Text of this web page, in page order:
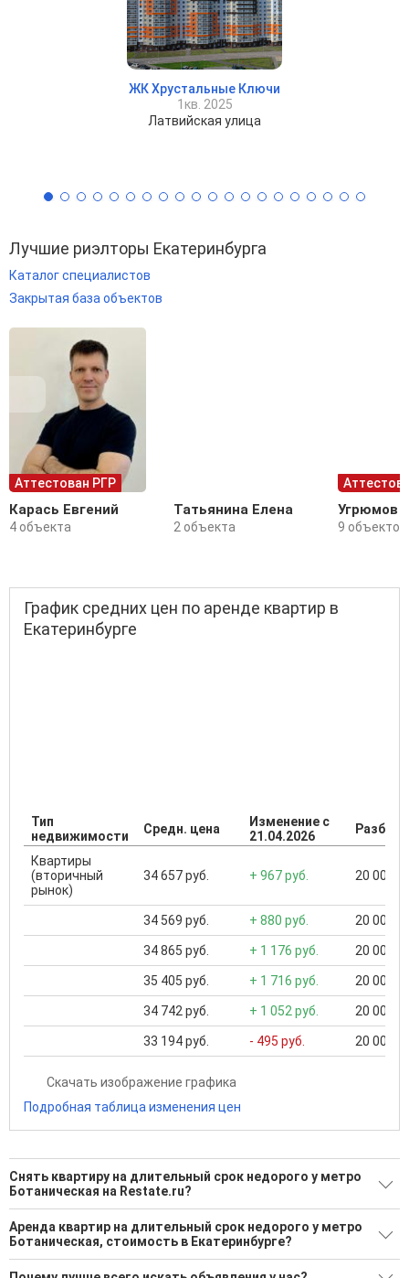
ЖК Хрустальные Ключи
1кв. 2025
Латвийская улица
Лучшие риэлторы Екатеринбурга
Каталог специалистов
Закрытая база объектов
Аттестован РГР
Карась Евгений
4 объекта
Татьянина Елена
2 объекта
Угрюмов
9 объектов
График средних цен по аренде квартир в
Екатеринбурге
Тип
недвижимости
Средн. цена
Изменение с
21.04.2026
Квартиры
(вторичный
рынок)
34 657 руб. + 967 руб. 20 000
34 569 руб. + 880 руб. 20 000
34 865 руб. + 1 176 руб. 20 000
35 405 руб. + 1 716 руб. 20 000
34 742 руб. + 1 052 руб. 20 000
33 194 руб. - 495 руб. 20 000
Скачать изображение графика
Подробная таблица изменения цен
Снять квартиру на длительный срок недорого у метро
Ботаническая на Restate.ru?
Поможем Снять квартиру на длительный срок недорого у
метро Ботаническая?
66 актуальных и проверенных объявлений
Аренда квартир на длительный срок недорого у метро
Ботаническая, стоимость в Екатеринбурге?
Минимальная цена: 15 000 Р. Максимальная цена: 30 000 Р;